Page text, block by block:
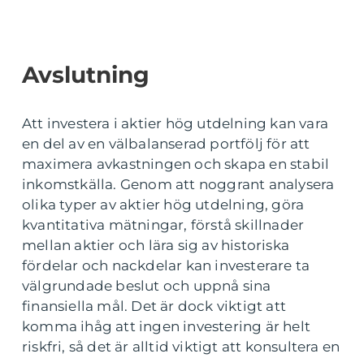
Avslutning
Att investera i aktier hög utdelning kan vara
en del av en välbalanserad portfölj för att
maximera avkastningen och skapa en stabil
inkomstkälla. Genom att noggrant analysera
olika typer av aktier hög utdelning, göra
kvantitativa mätningar, förstå skillnader
mellan aktier och lära sig av historiska
fördelar och nackdelar kan investerare ta
välgrundade beslut och uppnå sina
finansiella mål. Det är dock viktigt att
komma ihåg att ingen investering är helt
riskfri, så det är alltid viktigt att konsultera en